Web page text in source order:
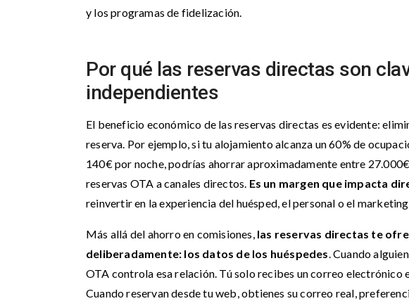
y los programas de fidelización.
Por qué las reservas directas son
independientes
El beneficio económico de las reservas directas es evidente:
reserva. Por ejemplo, si tu alojamiento alcanza un 60% de
140€ por noche, podrías ahorrar aproximadamente entre
reservas OTA a canales directos. Es un margen que impacta
reinvertir en la experiencia del huésped, el personal o el
Más allá del ahorro en comisiones, las reservas directas te
deliberadamente: los datos de los huéspedes. Cuando
OTA controla esa relación. Tú solo recibes un correo electrónico
Cuando reservan desde tu web, obtienes su correo real,